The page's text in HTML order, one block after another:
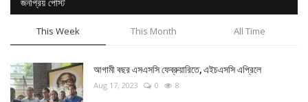
শিক্ষা
শিল্প-সাহিত্য
ধর্ম
This Week This Month All Time
আগামী বছর এসএসসি ফেব্রুয়ারিতে, এইচএসসি এপ্রিলে
Aug 17, 2023 0 8